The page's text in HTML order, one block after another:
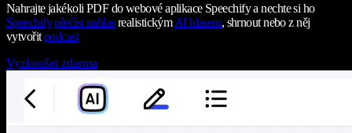
Nahrajte jakékoli PDF do webové aplikace Speechify a nechte si ho
Speechify přečíst nahlasrealistickýmAI hlasem, shrnout nebo z něj
vytvořitpodcast
Vyzkoušet zdarma